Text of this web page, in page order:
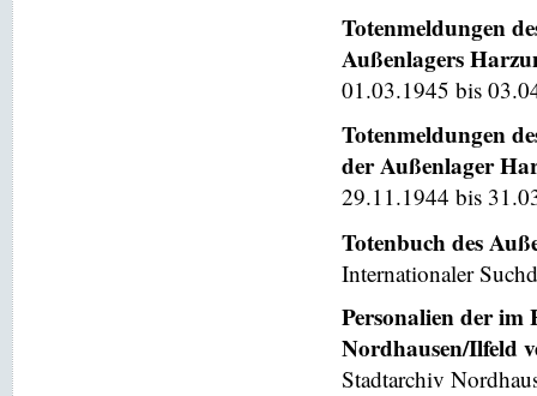
Totenmeldungen
Außenlagers
01.03.1945 bis
Totenmeldungen
der Außenlager
29.11.1944 bis
Totenbuch des
Internationaler
Personalien der
Nordhausen/Ilfeld
Stadtarchiv